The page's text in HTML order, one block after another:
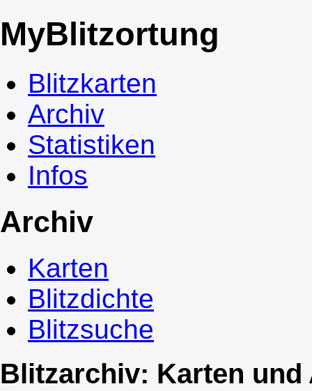
MyBlitzortung
Blitzkarten
Archiv
Statistiken
Infos
Archiv
Karten
Blitzdichte
Blitzsuche
Blitzarchiv: Karten und